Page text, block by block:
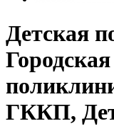
Детская
ГККП,